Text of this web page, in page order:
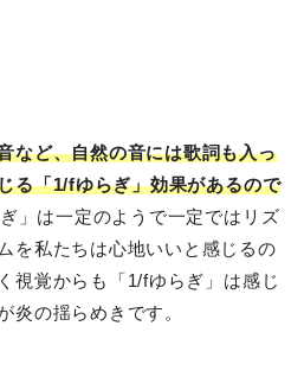
など、自然の音には歌詞も入っ
る「1/fゆらぎ」効果があるので
ぎ」は一定のようで一定ではリズ
を私たちは心地いいと感じるの
視覚からも「1/fゆらぎ」は感じ
炎の揺らめきです。